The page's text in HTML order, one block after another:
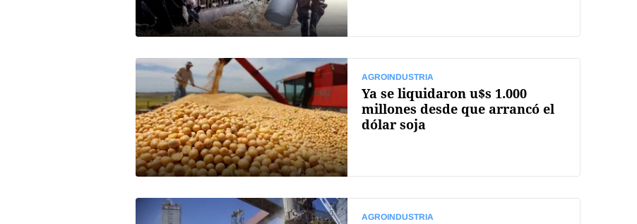
AGROINDUSTRIA
Ya se liquidaron u$s 1.000
millones desde que arrancó el
dólar soja
AGROINDUSTRIA